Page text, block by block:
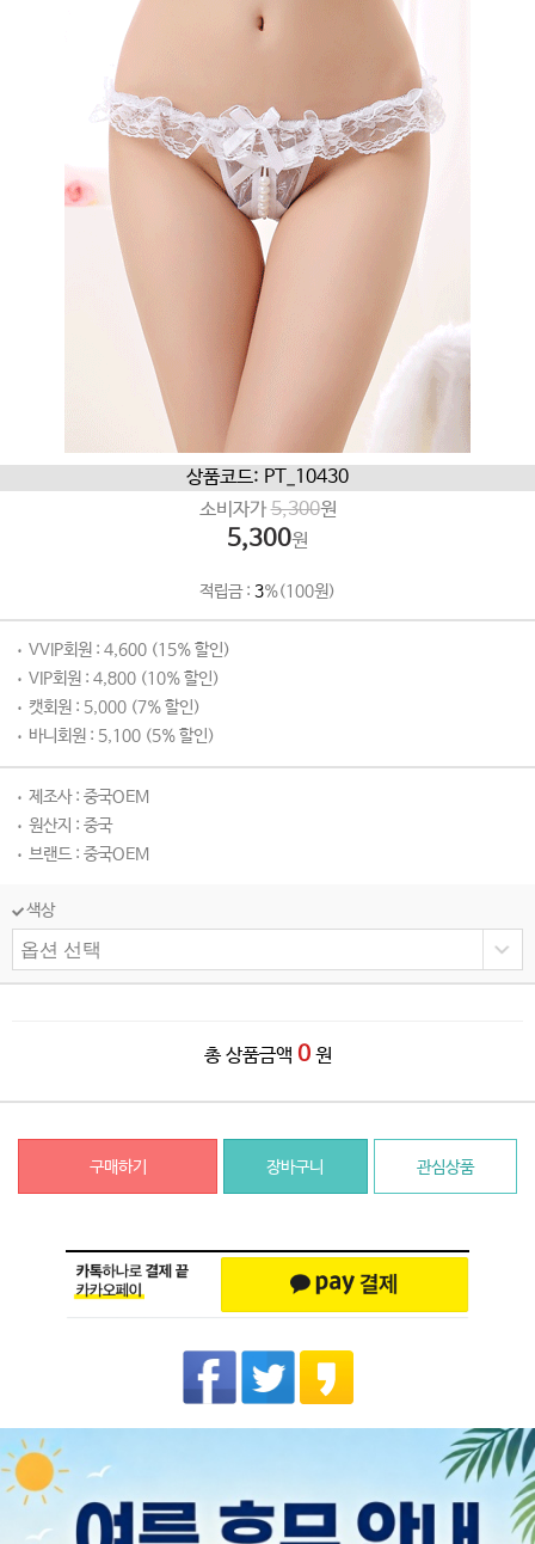
상품코드: PT_10430
소비자가5,300원
5,300원
적립금 : 3%(100원)
VVIP회원 : 4,600 (15% 할인)
VIP회원 : 4,800 (10% 할인)
캣회원 : 5,000 (7% 할인)
바니회원 : 5,100 (5% 할인)
제조사 : 중국OEM
원산지 : 중국
브랜드 : 중국OEM
색상
총 상품금액 0 원
구매하기 장바구니 관심상품